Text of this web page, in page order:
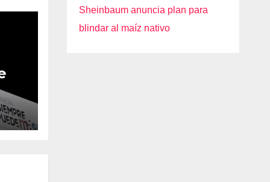
Sheinbaum anuncia plan para
blindar al maíz nativo